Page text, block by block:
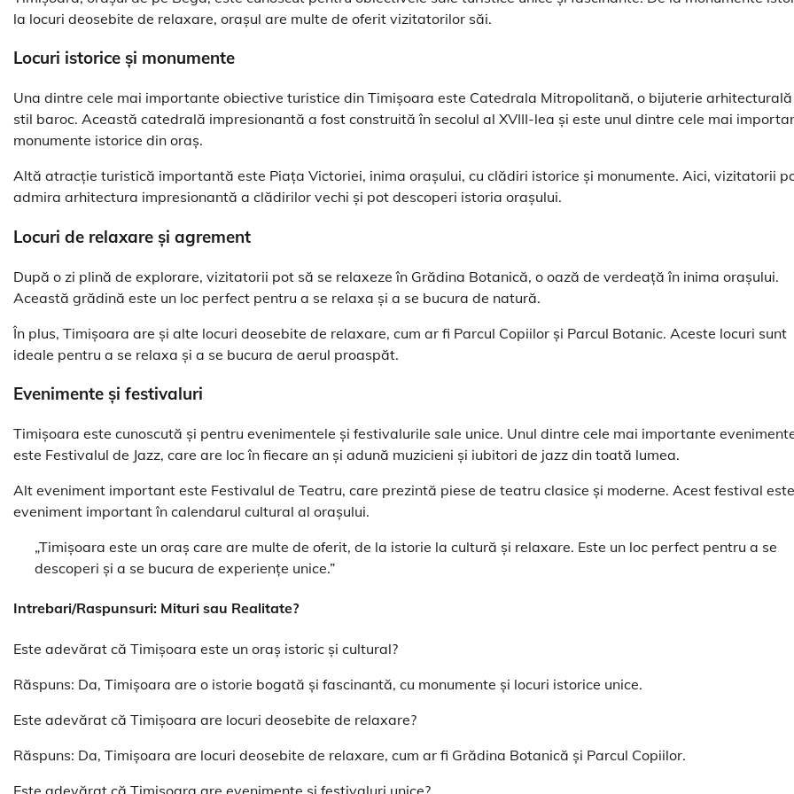
la locuri deosebite de relaxare, orașul are multe de oferit vizitatorilor săi.
Locuri istorice și monumente
Una dintre cele mai importante obiective turistice din Timișoara este Catedrala Mitropolitană, o bijuterie
stil baroc. Această catedrală impresionantă a fost construită în secolul al XVIII-lea și este unul dintre cele mai
monumente istorice din oraș.
Altă atracție turistică importantă este Piața Victoriei, inima orașului, cu clădiri istorice și monumente. Aici, vizitatorii
admira arhitectura impresionantă a clădirilor vechi și pot descoperi istoria orașului.
Locuri de relaxare și agrement
După o zi plină de explorare, vizitatorii pot să se relaxeze în Grădina Botanică, o oază de verdeață în inima orașului.
Această grădină este un loc perfect pentru a se relaxa și a se bucura de natură.
În plus, Timișoara are și alte locuri deosebite de relaxare, cum ar fi Parcul Copiilor și Parcul Botanic. Aceste locuri sunt
ideale pentru a se relaxa și a se bucura de aerul proaspăt.
Evenimente și festivaluri
Timișoara este cunoscută și pentru evenimentele și festivalurile sale unice. Unul dintre cele mai importante
este Festivalul de Jazz, care are loc în fiecare an și adună muzicieni și iubitori de jazz din toată lumea.
Alt eveniment important este Festivalul de Teatru, care prezintă piese de teatru clasice și moderne. Acest festival
eveniment important în calendarul cultural al orașului.
„Timișoara este un oraș care are multe de oferit, de la istorie la cultură și relaxare. Este un loc perfect pentru a se
descoperi și a se bucura de experiențe unice.”
Intrebari/Raspunsuri: Mituri sau Realitate?
Este adevărat că Timișoara este un oraș istoric și cultural?
Răspuns: Da, Timișoara are o istorie bogată și fascinantă, cu monumente și locuri istorice unice.
Este adevărat că Timișoara are locuri deosebite de relaxare?
Răspuns: Da, Timișoara are locuri deosebite de relaxare, cum ar fi Grădina Botanică și Parcul Copiilor.
Este adevărat că Timișoara are evenimente și festivaluri unice?